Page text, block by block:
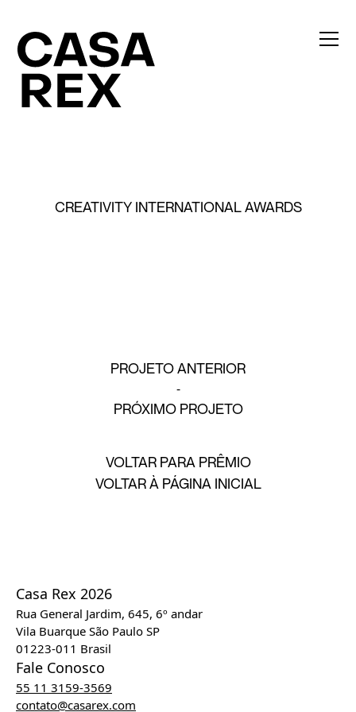
CREATIVITY INTERNATIONAL AWARDS
PROJETO ANTERIOR
PRÓXIMO PROJETO
VOLTAR PARA PRÊMIO
VOLTAR À PÁGINA INICIAL
Casa Rex 2026
Rua General Jardim, 645, 6º andar
Vila Buarque São Paulo SP
01223-011 Brasil
Fale Conosco
55 11 3159-3569
contato@casarex.com